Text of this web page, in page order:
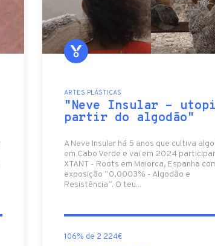
ARTES PLÁSTICAS
"Neve Insular -
partir do algodão"
A Neve Insular há 5 anos que cultiva
em Cabo Verde e vai em 2024
XTANT - Roots em Maiorca, Espanha
exposição “0,0003% - Algodão e
Resistência”. O teu...
106% de 2 224€